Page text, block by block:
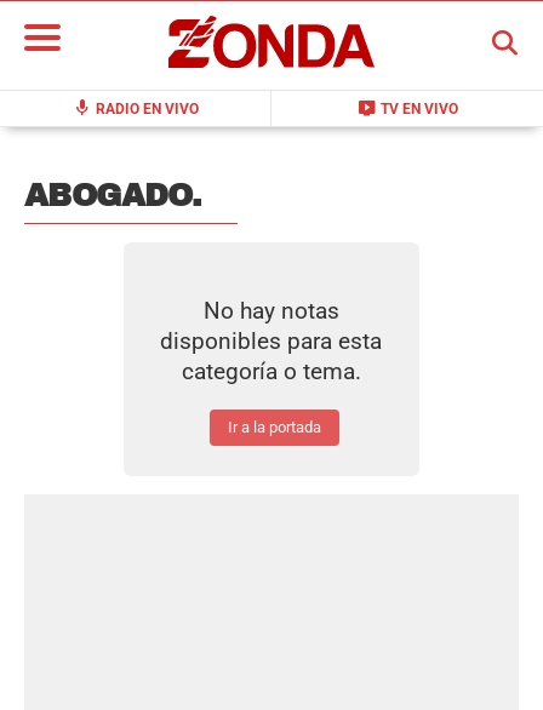
mic RADIO EN VIVO live_tv TV EN VIVO
BUSCAR
ABOGADO.
No hay notas
disponibles para esta
categoría o tema.
Ir a la portada